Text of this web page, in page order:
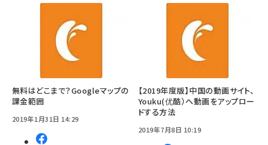
無料はどこまで？Googleマップの
課金範囲
2019年1月31日 14:29
【2019年度版】中国の動画サイト、
Youku(优酷）へ動画をアップロー
ドする方法
2019年7月8日 10:19